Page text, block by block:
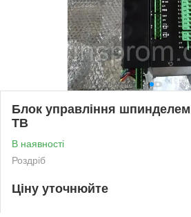
Блок управління шпинделем
TB
В наявності
Роздріб
Ціну уточнюйте